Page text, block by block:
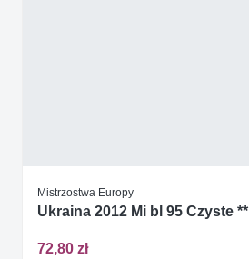
Mistrzostwa Europy
Ukraina 2012 Mi bl 95 Czyste **
72,80 zł